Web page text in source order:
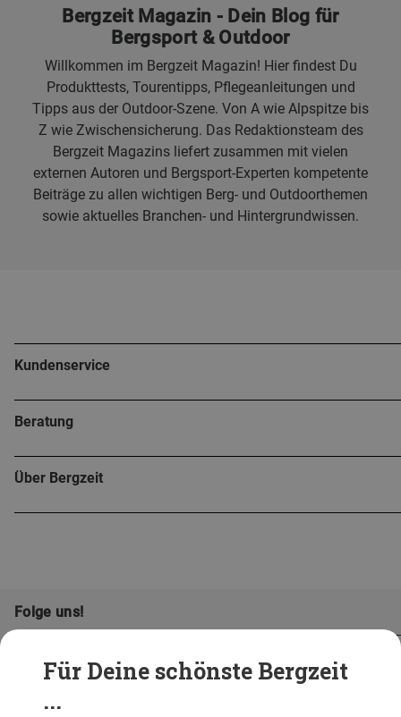
Für Deine schönste Bergzeit
...
Bergzeit Magazin - Dein Blog für
Bergsport & Outdoor
Willkommen im Bergzeit Magazin! Hier findest Du
Produkttests, Tourentipps, Pflegeanleitungen und
Tipps aus der Outdoor-Szene. Von A wie Alpspitze bis
Z wie Zwischensicherung. Das Redaktionsteam des
Bergzeit Magazins liefert zusammen mit vielen
externen Autoren und Bergsport-Experten kompetente
Beiträge zu allen wichtigen Berg- und Outdoorthemen
sowie aktuelles Branchen- und Hintergrundwissen.
Kundenservice
Beratung
Über Bergzeit
Folge uns!